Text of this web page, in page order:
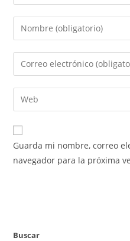
Introduce
tu
nombre
de
usuario
para
comentar
Introduce
tu
dirección
de
electrónico
para
comentar
Introduce
la
URL
de
Guarda mi nombre, correo
navegador para la próxima
Buscar